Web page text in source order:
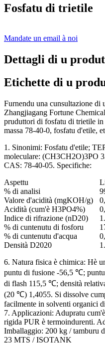
Fosfatu di trietile
Mandate un email à noi
Dettagli di u
Etichette di u
Furnendu una cunsultazione di
Zhangjiagang Fortune
pruduttori di fosfatu di trietile
massa 78-40-0, fosfatu d'etile,
1. Sinonimi: Fosfatu d'etile;
moleculare: (CH3CH2O)3PO
CAS: 78-40-05. Specifiche:
Aspettu
% di analisi
Valore d'acidità (mgKOH/g)
Acidità (cum'è H3PO4%)
Indice di rifrazione (nD20)
% di cuntenutu di fosforu
% di cuntenutu d'acqua
Densità D2020
6. Natura fisica è chimica: Hè
puntu di fusione -56,5 ℃;
di flash 115,5 ℃; densità
(20 ℃) ​​1,4055. Si dissolve
facilmente in solventi organici
7. Applicazioni: Adupratu
rigida PUR è termoindurenti.
Imballaggio: 200 kg / tamburu
23 MTS / ISOTANK